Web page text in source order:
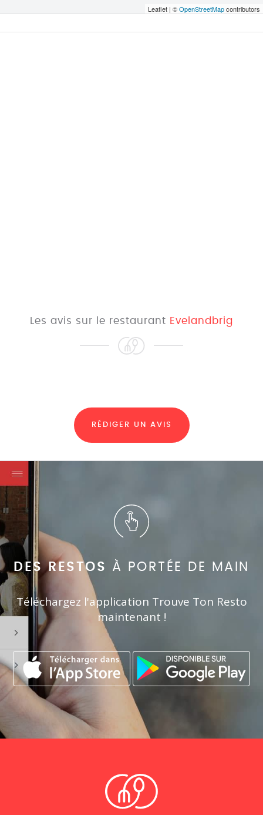
Leaflet | ©OpenStreetMapcontributors
Les avis sur le restaurant Evelandbrig
RÉDIGER UN AVIS
DES RESTOS À PORTÉE DE MAIN
Téléchargez l'application Trouve Ton Resto
maintenant !